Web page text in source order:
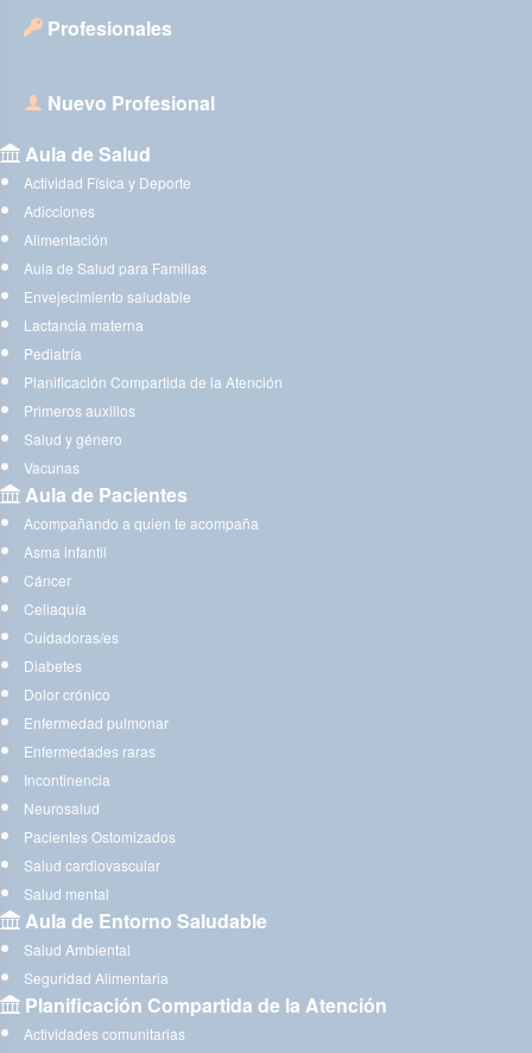
Profesionales
Nuevo Profesional
Aula de Salud
Actividad Física y Deporte
Adicciones
Alimentación
Aula de Salud para Familias
Envejecimiento saludable
Lactancia materna
Pediatría
Planificación Compartida de la Atención
Primeros auxilios
Salud y género
Vacunas
Aula de Pacientes
Acompañando a quien te acompaña
Asma infantil
Cáncer
Celiaquía
Cuidadoras/es
Diabetes
Dolor crónico
Enfermedad pulmonar
Enfermedades raras
Incontinencia
Neurosalud
Pacientes Ostomizados
Salud cardiovascular
Salud mental
Aula de Entorno Saludable
Salud Ambiental
Seguridad Alimentaria
Planificación Compartida de la Atención
Actividades comunitarias